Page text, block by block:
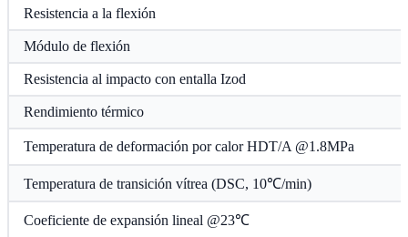
Resistencia a la flexión
Módulo de flexión
Resistencia al impacto con entalla Izod
Rendimiento térmico
Temperatura de deformación por calor HDT/A @1.8MPa
Temperatura de transición vítrea (DSC, 10℃/min)
Coeficiente de expansión lineal @23℃